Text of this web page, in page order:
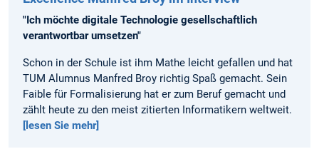
"Ich möchte digitale Technologie gesellschaftlich
verantwortbar umsetzen"
Schon in der Schule ist ihm Mathe leicht gefallen und hat
TUM Alumnus Manfred Broy richtig Spaß gemacht. Sein
Faible für Formalisierung hat er zum Beruf gemacht und
zählt heute zu den meist zitierten Informatikern weltweit.
[lesen Sie mehr]